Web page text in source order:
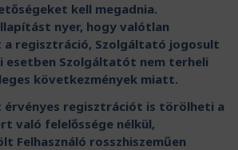
kell megadnia.
nyer, hogy valótlan
regisztráció, Szolgáltató jogosult
Szolgáltatót nem terheli
következmények miatt.
érvényes regisztrációt is törölheti a
való felelőssége nélkül,
Felhasználó rosszhiszeműen